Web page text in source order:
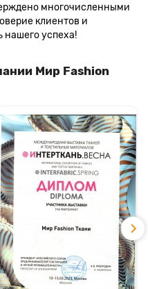
многочисленными
клиентов и
нашего успеха!
Мир Fashion